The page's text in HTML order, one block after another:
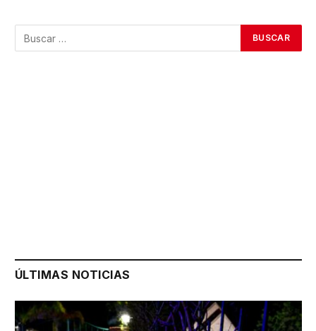
ÚLTIMAS NOTICIAS